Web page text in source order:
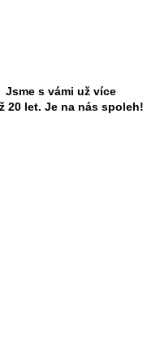
Jsme s vámi už více
20 let. Je na nás spoleh!